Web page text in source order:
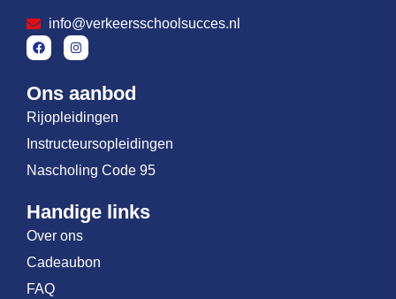
info@verkeersschoolsucces.nl
Ons aanbod
Rijopleidingen
Instructeursopleidingen
Nascholing Code 95
Handige links
Over ons
Cadeaubon
FAQ